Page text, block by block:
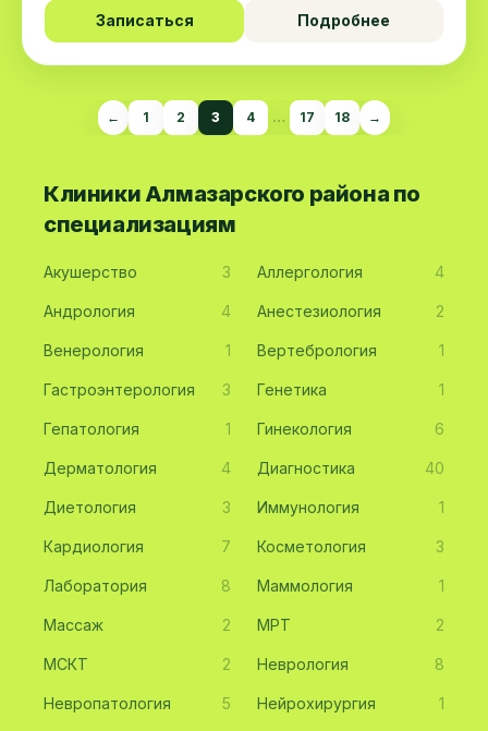
Записаться Подробнее
← 1 2 3 4 … 17 18 →
Клиники Алмазарского района по
специализациям
Акушерство 3 Аллергология 4
Андрология 4 Анестезиология 2
Венерология 1 Вертебрология 1
Гастроэнтерология 3 Генетика 1
Гепатология 1 Гинекология 6
Дерматология 4 Диагностика 40
Диетология 3 Иммунология 1
Кардиология 7 Косметология 3
Лаборатория 8 Маммология 1
Массаж 2 МРТ 2
МСКТ 2 Неврология 8
Невропатология 5 Нейрохирургия 1